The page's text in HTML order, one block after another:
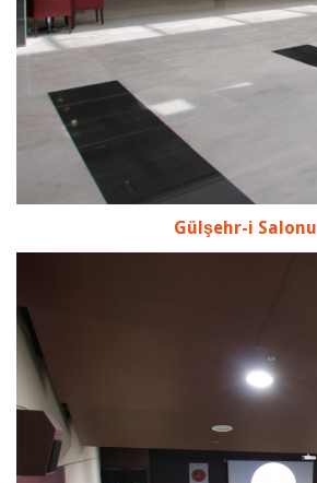
Gülşehr-i Salonu